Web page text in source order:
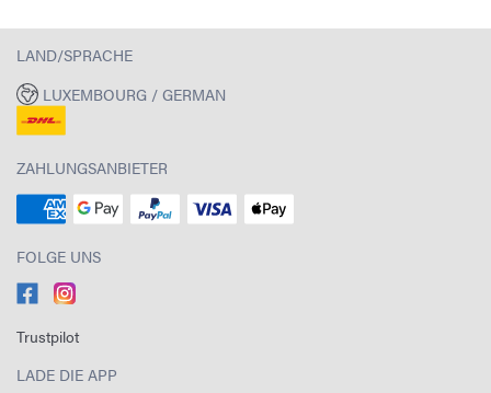
LAND/SPRACHE
LUXEMBOURG / GERMAN
ZAHLUNGSANBIETER
FOLGE UNS
Trustpilot
LADE DIE APP